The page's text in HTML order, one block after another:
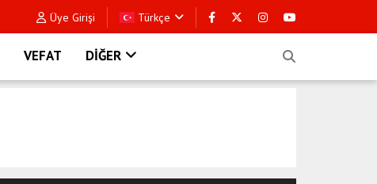
Üye Girişi Türkçe
VEFAT DİĞER